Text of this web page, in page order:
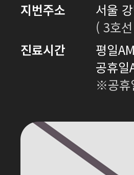
지번주소
서울
( 3호
진료시간
평일
공휴일
※공휴